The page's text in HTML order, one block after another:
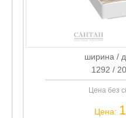
ширина /
1292 /
Цена без
Цена: